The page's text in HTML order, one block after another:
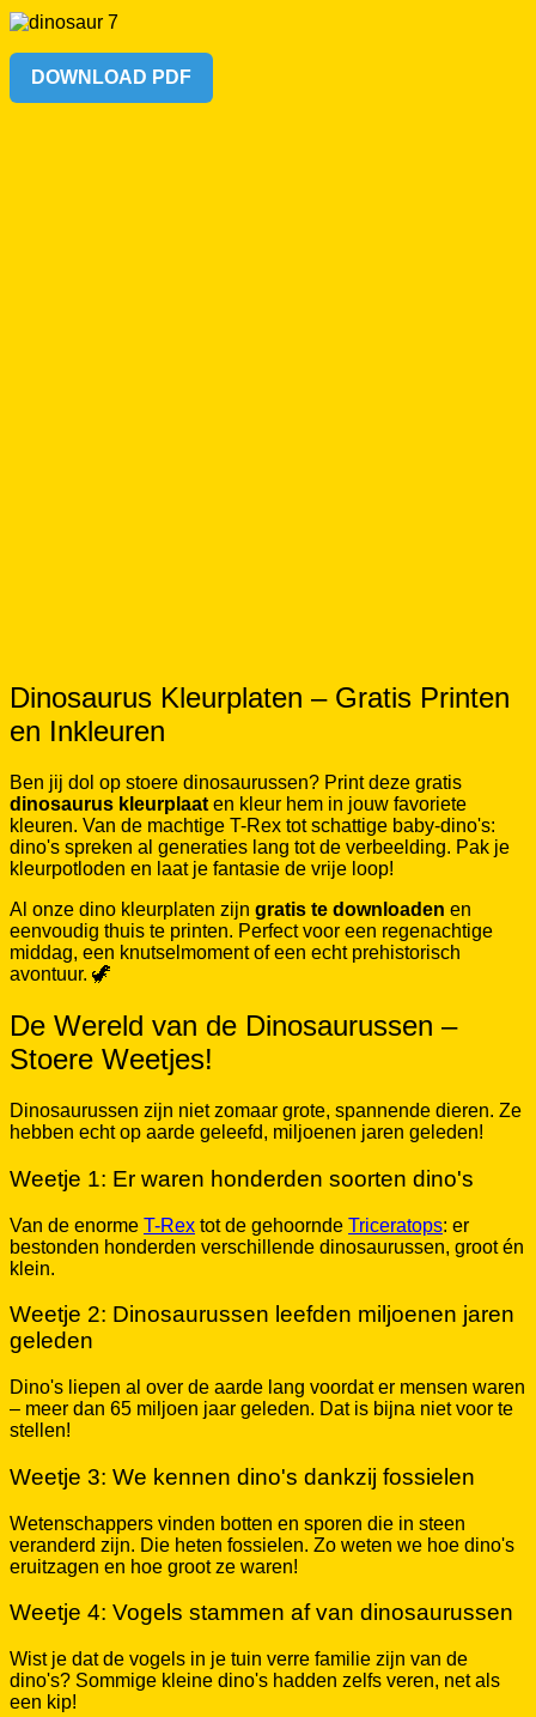
en Inkleuren
dinosaurus kleurplaat
en kleur hem in jouw favoriete
kleuren. Van de machtige T-Rex tot schattige baby-dino's:
dino's spreken al generaties lang tot de verbeelding. Pak je
kleurpotloden en laat je fantasie de vrije loop!
Al onze dino kleurplaten zijngratis te downloaden
eenvoudig thuis te printen. Perfect voor een regenachtige
middag, een knutselmoment of een echt prehistorisch
avontuur. 🦖
De Wereld van de Dinosaurussen –
Stoere Weetjes!
Dinosaurussen zijn niet zomaar grote, spannende dieren. Ze
hebben echt op aarde geleefd, miljoenen jaren geleden!
Weetje 1: Er waren honderden soorten dino's
Van de enorme T-Rex tot de gehoorndeTriceratops: er
bestonden honderden verschillende dinosaurussen, groot én
klein.
Weetje 2: Dinosaurussen leefden miljoenen jaren
geleden
Dino's liepen al over de aarde lang voordat er mensen waren
– meer dan 65 miljoen jaar geleden. Dat is bijna niet voor te
stellen!
Weetje 3: We kennen dino's dankzij fossielen
Wetenschappers vinden botten en sporen die in steen
veranderd zijn. Die heten fossielen. Zo weten we hoe dino's
eruitzagen en hoe groot ze waren!
Weetje 4: Vogels stammen af van dinosaurussen
Wist je dat de vogels in je tuin verre familie zijn van de
dino's? Sommige kleine dino's hadden zelfs veren, net als
een kip!